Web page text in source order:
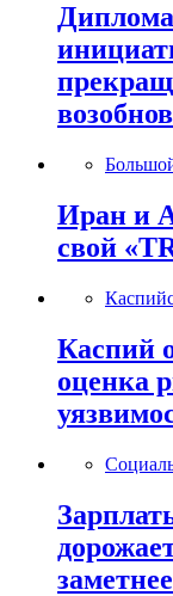
Иран и
свой
Каспий
оценка